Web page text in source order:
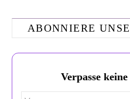
ABONNIERE
Verpasse